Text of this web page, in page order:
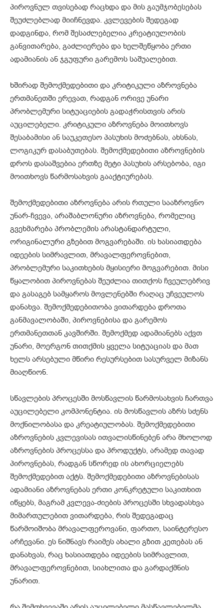
პიროვნულ თვისებად რაცხდა და მის გაუმჯობესებას
შეუძლებლად მიიჩნევდა. კვლევების შედეგად
დადგინდა, რომ შესაძლებელია კრეატიულობის
განვითარება, გაძლიერება და ხელშეწყობა ერთი
ადამიანის ან ჯგუფური გარემოს საშუალებით.
ხშირად შემოქმედებითი და კრიტიკული აზროვნება
ერთმანეთში ერევათ, რადგან ორივე უნარი
პრობლემური სიტუაციების გადაჭრისთვის არის
აუცილებელი. კრიტიკული აზროვნება მოითხოვს
შესაბამისი ან საუკეთესო პასუხის მოძებნას, ახსნას,
ლოგიკურ დასაბუთებას. შემოქმედებითი აზროვნების
დროს დასაშვებია ერთზე მეტი პასუხის არსებობა, იგი
მოითხოვს წარმოსახვის გააქტიურებას.
შემოქმედებითი აზროვნება არის რთული სააზროვნო
უნარ-ჩვევა, არაშაბლონური აზროვნება, რომელიც
გვეხმარება პრობლემის არასტანდარტული,
ორიგინალური გზებით მოგვარებაში. ის ხასიათდება
იდეების სიმრავლით, მრავალფეროვნებით,
პრობლემური საკითხების მყისიერი მოგვარებით. მისი
წყალობით პიროვნებას შეუძლია თითქოს ჩვეულებრივ
და გასაგებ სამყაროს მოვლენებში რაღაც უჩვეულოს
დანახვა. შემოქმედებითობა ვითარდება დროთა
განმავალობაში, პიროვნებისა და გარემოს
ერთმანეთთან კავშირში. შემოქმედ ადამიანებს აქვთ
უნარი, მოერგონ თითქმის ყველა სიტუაციას და მათ
ხელს არსებული მწირი რესურსებით სასურველ მიზანს
მიაღწიონ.
სწავლების პროცესში მოსწავლის წარმოსახვის ჩართვა
აუცილებელი კომპონენტია. ის მოსწავლის აზრს სძენს
მოქნილობასა და კრეატიულობას. შემოქმედებითი
აზროვნების კვლევისას ითვალისწინებენ არა მხოლოდ
აზროვნების პროცესსა და პროდუქტს, არამედ თავად
პიროვნებას, რადგან სწორედ ის ახორციელებს
შემოქმედებით აქტს. შემოქმედებითი აზროვნებისას
ადამიანი აზროვნებას ერთი კონკრეტული საკითხით
იწყებს, მაგრამ კვლევა-ძიების პროცესში სხვადასხვა
მიმართულებით ვითარდება, რის შედეგადაც
წარმოიშობა მრავალფეროვანი, ფართო, საინტერესო
არჩევანი. ეს ნიშნავს რაიმეს ახალი გზით კეთებას ან
დანახვას, რაც ხასიათდება იდეების სიმრავლით,
მრავალფეროვნებით, სიახლითა და გარდაქმნის
უნარით.